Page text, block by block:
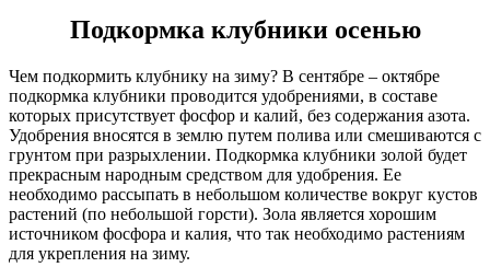
Подкормка клубники осенью
Чем подкормить клубнику на зиму? В сентябре – октябре
подкормка клубники проводится удобрениями, в составе
которых присутствует фосфор и калий, без содержания азота.
Удобрения вносятся в землю путем полива или смешиваются с
грунтом при разрыхлении. Подкормка клубники золой будет
прекрасным народным средством для удобрения. Ее
необходимо рассыпать в небольшом количестве вокруг кустов
растений (по небольшой горсти). Зола является хорошим
источником фосфора и калия, что так необходимо растениям
для укрепления на зиму.